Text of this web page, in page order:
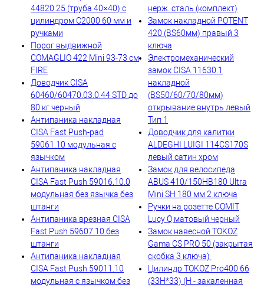
44820.25 (труба 40×40) с
цилиндром C2000 60 мм и
ручками
Порог выдвижной
COMAGLIO 422 Mini 93-73 cм
FIRE
Доводчик CISA
60460/60470.03.0.44 STD до
80 кг черный
Антипаника накладная
CISA Fast Push-pad
59061.10 модульная с
язычком
Антипаника накладная
CISA Fast Push 59016.10.0
модульная без язычка без
штанги
Антипаника врезная CISA
Fast Push 59607.10 без
штанги
Антипаника накладная
CISA Fast Push 59011.10
модульная с язычком без
нерж. сталь (комплект)
Замок накладной POTENT
420 (BS60мм) правый 3
ключа
Электромеханический
замок CISA 11630.1
накладной
(BS50/60/70/80мм)
открывание внутрь левый
Тип 1
Доводчик для калитки
ALDEGHI LUIGI 114CS170S
левый сатин хром
Замок для велосипеда
ABUS 410/150HB180 Ultra
Mini SH 180 мм 2 ключа
Ручки на розетте COMIT
Lucy Q матовый черный
Замок навесной TOKOZ
Gama CS PRO 50 (закрытая
скобка 3 ключа)
Цилиндр TOKOZ Pro400 66
(33H*33) (H - закаленная